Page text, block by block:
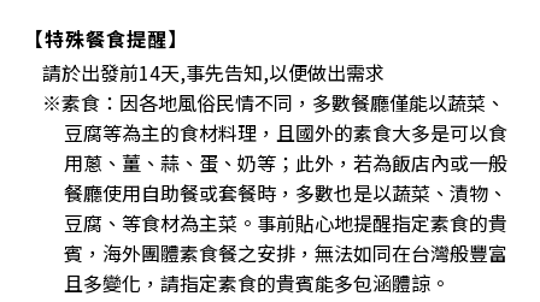
【特殊餐食提醒】
請於出發前14天,事先告知,以便做出需求
※素食：因各地風俗民情不同，多數餐廳僅能以蔬菜、
豆腐等為主的食材料理，且國外的素食大多是可以食
用蔥、薑、蒜、蛋、奶等；此外，若為飯店內或一般
餐廳使用自助餐或套餐時，多數也是以蔬菜、漬物、
豆腐、等食材為主菜。事前貼心地提醒指定素食的貴
賓，海外團體素食餐之安排，無法如同在台灣般豐富
且多變化，請指定素食的貴賓能多包涵體諒。